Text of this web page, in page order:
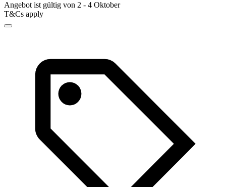
Angebot ist gültig von 2 - 4 Oktober
T&Cs apply